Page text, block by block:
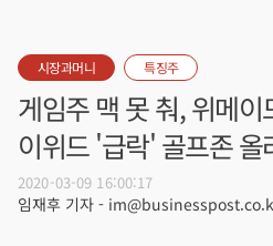
시장과머니 특징주
게임주 맥 못 춰, 위메
이위드 '급락' 골프존 올
2020-03-09 16:00:17
임재후 기자 -